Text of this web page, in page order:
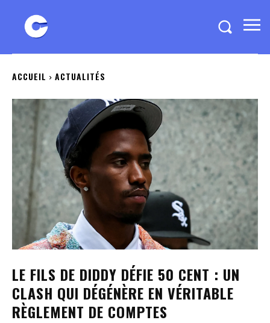
ACCUEIL ACTUALITÉS
LE FILS DE DIDDY DÉFIE 50 CENT : UN
CLASH QUI DÉGÉNÈRE EN VÉRITABLE
RÈGLEMENT DE COMPTES